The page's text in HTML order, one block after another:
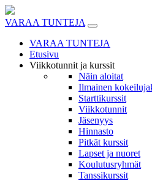
Skip
to
VARAA TUNTEJA
VARAA TUNTEJA
Etusivu
Viikkotunnit ja kurssit
Näin aloitat
Ilmainen
Starttikurssit
Viikkotunnit
Jäsenyys
Hinnasto
Pitkät kurssit
Lapset ja nuoret
Koulutusryhmät
Tanssikurssit